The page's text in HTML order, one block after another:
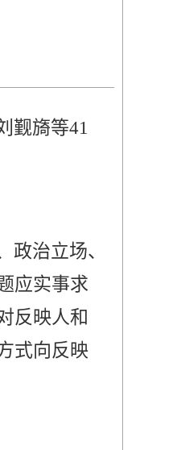
觐旖等41
治立场、
应实事求
反映人和
式向反映